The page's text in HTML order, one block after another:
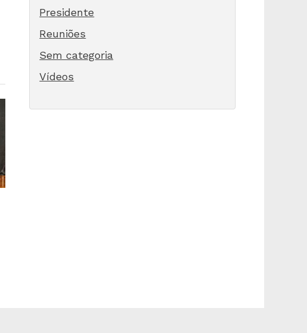
Presidente
Reuniões
Sem categoria
Vídeos